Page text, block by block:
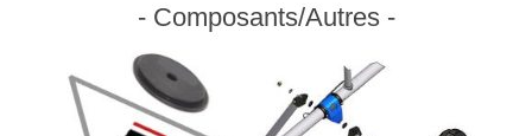
- Composants/Autres -